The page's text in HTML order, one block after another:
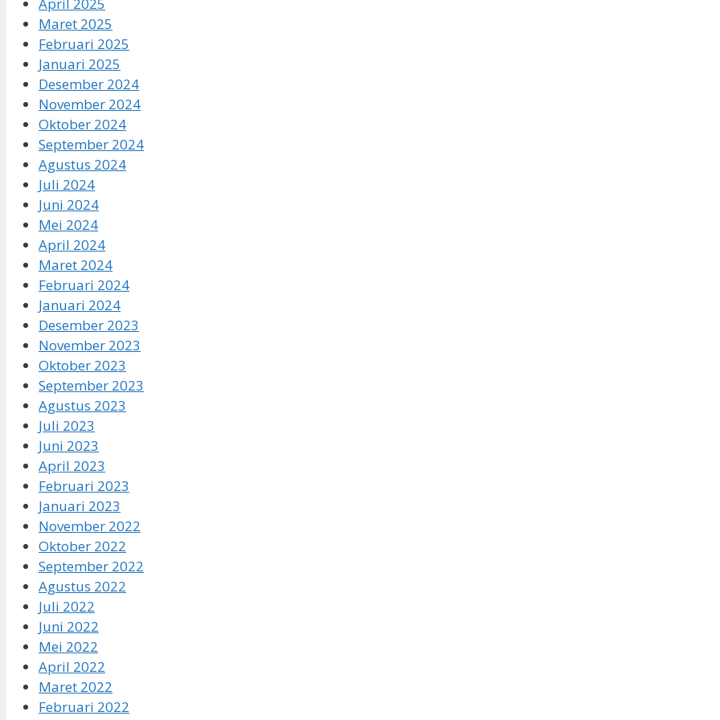
Maret 2025
Februari 2025
Januari 2025
Desember 2024
November 2024
Oktober 2024
September 2024
Agustus 2024
Juli 2024
Juni 2024
Mei 2024
April 2024
Maret 2024
Februari 2024
Januari 2024
Desember 2023
November 2023
Oktober 2023
September 2023
Agustus 2023
Juli 2023
Juni 2023
April 2023
Februari 2023
Januari 2023
November 2022
Oktober 2022
September 2022
Agustus 2022
Juli 2022
Juni 2022
Mei 2022
April 2022
Maret 2022
Februari 2022